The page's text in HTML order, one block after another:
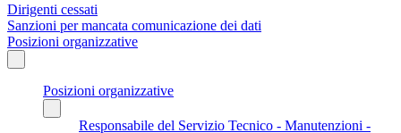
Dirigenti cessati
Sanzioni per mancata comunicazione dei dati
Posizioni organizzative
Posizioni organizzative
Responsabile del Servizio Tecnico - Manutenzioni -